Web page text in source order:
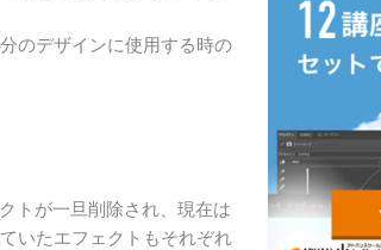
のデザインに使用する時の
トが一旦削除され、現在は
いたエフェクトもそれぞれ